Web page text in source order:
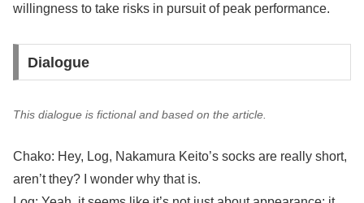
willingness to take risks in pursuit of peak performance.
Dialogue
This dialogue is fictional and based on the article.
Chako: Hey, Log, Nakamura Keito’s socks are really short,
aren’t they? I wonder why that is.